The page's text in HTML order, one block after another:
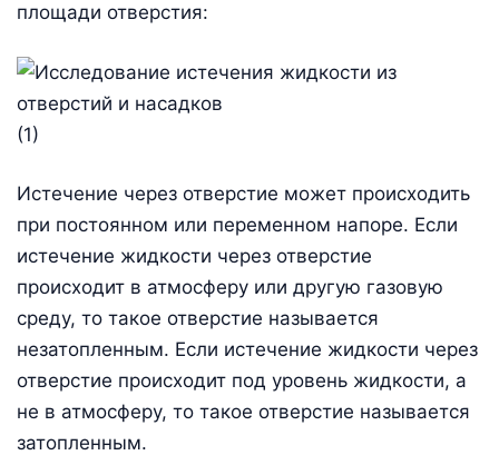
площади отверстия:
(1)
Истечение через отверстие может происходить
при постоянном или переменном напоре. Если
истечение жидкости через отверстие
происходит в атмосферу или другую газовую
среду, то такое отверстие называется
незатопленным. Если истечение жидкости через
отверстие происходит под уровень жидкости, а
не в атмосферу, то такое отверстие называется
затопленным.